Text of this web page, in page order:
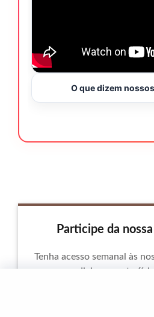
O que dizem
Participe da
Tenha acesso semanal às
condicionamento